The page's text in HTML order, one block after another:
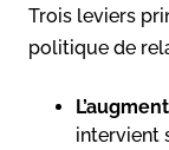
Trois leviers
politique de
intervient